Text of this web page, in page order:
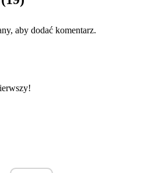
aby dodać komentarz.